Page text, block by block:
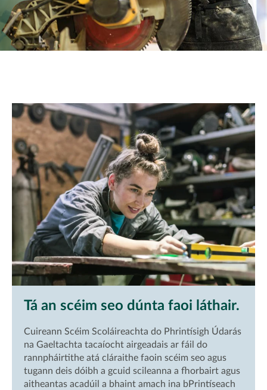
Tá an scéim seo dúnta faoi láthair.
Cuireann Scéim Scoláireachta do Phrintísigh Údarás
na Gaeltachta tacaíocht airgeadais ar fáil do
rannpháirtithe atá cláraithe faoin scéim seo agus
tugann deis dóibh a gcuid scileanna a fhorbairt agus
aitheantas acadúil a bhaint amach ina bPrintíseach